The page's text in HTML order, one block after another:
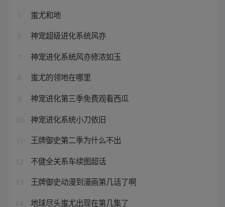
5 蚩尤和地
6 神宠超级进化系统风亦
7 神宠进化系统风亦修浓如玉
8 蚩尤的领地在哪里
9 神宠进化第三季免费观看西瓜
10 神宠进化系统小刀依旧
王牌御史第二季为什么不出
12 不健全关系车续图超话
13 王牌御史动漫到漫画第几话了啊
14 地球尽头蚩尤出现在第几集了